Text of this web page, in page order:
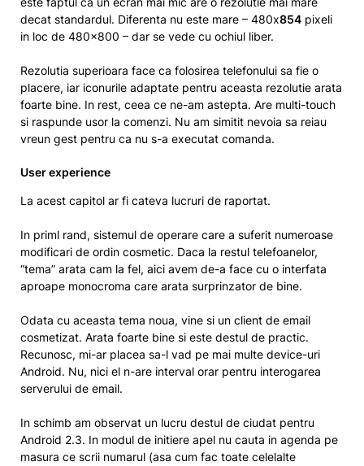
decat standardul. Diferenta nu este mare – 480x854 pixeli
in loc de 480×800 – dar se vede cu ochiul liber.
Rezolutia superioara face ca folosirea telefonului sa fie o
placere, iar iconurile adaptate pentru aceasta rezolutie arata
foarte bine. In rest, ceea ce ne-am astepta. Are multi-touch
si raspunde usor la comenzi. Nu am simitit nevoia sa reiau
vreun gest pentru ca nu s-a executat comanda.
User experience
La acest capitol ar fi cateva lucruri de raportat.
In priml rand, sistemul de operare care a suferit numeroase
modificari de ordin cosmetic. Daca la restul telefoanelor,
“tema” arata cam la fel, aici avem de-a face cu o interfata
aproape monocroma care arata surprinzator de bine.
Odata cu aceasta tema noua, vine si un client de email
cosmetizat. Arata foarte bine si este destul de practic.
Recunosc, mi-ar placea sa-l vad pe mai multe device-uri
Android. Nu, nici el n-are interval orar pentru interogarea
serverului de email.
In schimb am observat un lucru destul de ciudat pentru
Android 2.3. In modul de initiere apel nu cauta in agenda pe
masura ce scrii numarul (asa cum fac toate celelalte